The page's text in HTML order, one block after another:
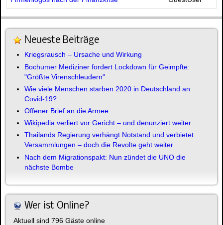
Neueste Beiträge
Kriegsrausch – Ursache und Wirkung
Bochumer Mediziner fordert Lockdown für Geimpfte:
"Größte Virenschleudern"
Wie viele Menschen starben 2020 in Deutschland an
Covid-19?
Offener Brief an die Armee
Wikipedia verliert vor Gericht – und denunziert weiter
Thailands Regierung verhängt Notstand und verbietet
Versammlungen – doch die Revolte geht weiter
Nach dem Migrationspakt: Nun zündet die UNO die
nächste Bombe
Wer ist Online?
Aktuell sind 796 Gäste online